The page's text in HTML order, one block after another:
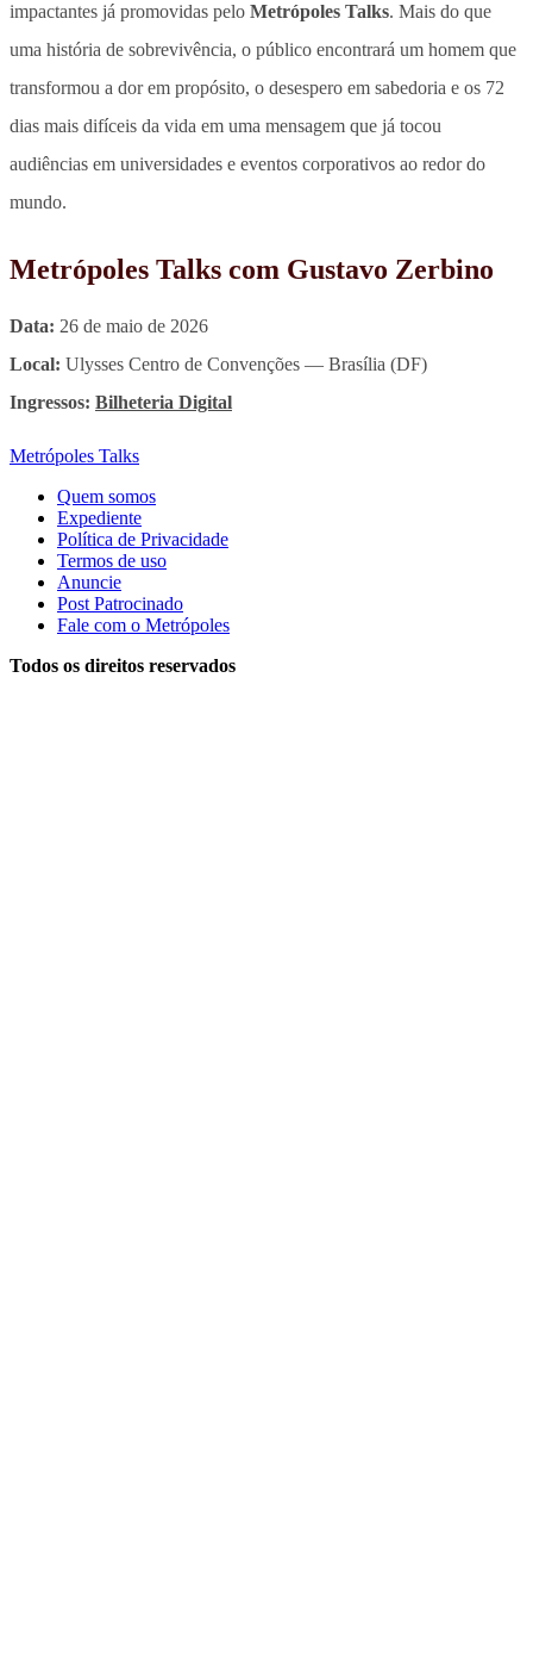
impactantes já promovidas pelo Metrópoles Talks. Mais do que
uma história de sobrevivência, o público encontrará um homem que
transformou a dor em propósito, o desespero em sabedoria e os 72
dias mais difíceis da vida em uma mensagem que já tocou
audiências em universidades e eventos corporativos ao redor do
mundo.
Metrópoles Talks com Gustavo Zerbino
Data: 26 de maio de 2026
Local: Ulysses Centro de Convenções — Brasília (DF)
Ingressos: Bilheteria Digital
Metrópoles Talks
Quem somos
Expediente
Política de Privacidade
Termos de uso
Anuncie
Post Patrocinado
Fale com o Metrópoles
Todos os direitos reservados